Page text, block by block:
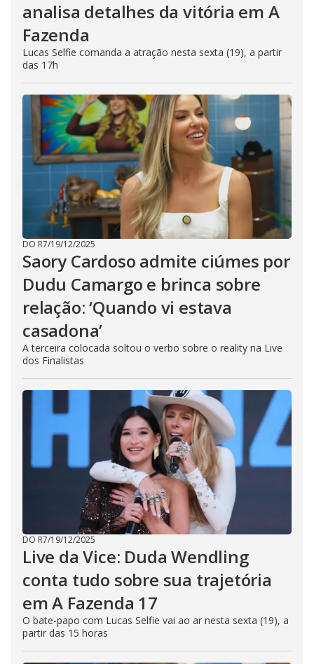
analisa detalhes da vitória em A
Fazenda
Lucas Selfie comanda a atração nesta sexta (19), a partir
das 17h
DO R7/19/12/2025
Saory Cardoso admite ciúmes por
Dudu Camargo e brinca sobre
relação: ‘Quando vi estava
casadona’
A terceira colocada soltou o verbo sobre o reality na Live
dos Finalistas
DO R7/19/12/2025
Live da Vice: Duda Wendling
conta tudo sobre sua trajetória
em A Fazenda 17
O bate-papo com Lucas Selfie vai ao ar nesta sexta (19), a
partir das 15 horas